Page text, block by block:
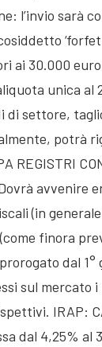
l’invio sarà
ai 30.000
unica al
di settore,
potrà
REGISTRI
avvenire
(in
finora
dal 1°
sul mercato
IRAP:
dal 4,25% al